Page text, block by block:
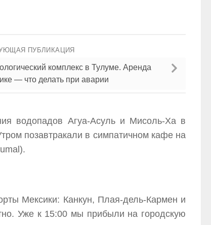
ПУБЛИКАЦИЯ
комплекс в Тулуме. Аренда
— что делать при аварии
водопадов Агуа-Асуль и Мисоль-Ха в
позавтракали в симпатичном кафе на
Мексики: Канкун, Плая-дель-Кармен и
Уже к 15:00 мы прибыли на городскую